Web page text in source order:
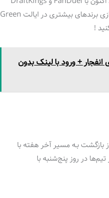
پیش‌ثبت‌نام کنید ! بهترین برنامه‌هاي‌ شرط‌بندی ورزشی ورمونت «با راه‌اندازی برندهای بیشتری در ایالت Green
انفجار + ورود با لینک بدون
بازگشت بـه مسیر آخر هفته با
از تیم‌ها در روز پنج‌شنبه با